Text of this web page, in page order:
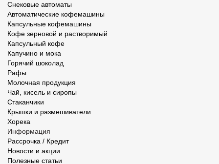
Снековые автоматы
Автоматические кофемашины
Капсульные кофемашины
Кофе зерновой и растворимый
Капсульный кофе
Капучино и мока
Горячий шоколад
Рафы
Молочная продукция
Чай, кисель и сиропы
Стаканчики
Крышки и размешиватели
Хорека
Информация
Рассрочка / Кредит
Новости и акции
Полезные статьи